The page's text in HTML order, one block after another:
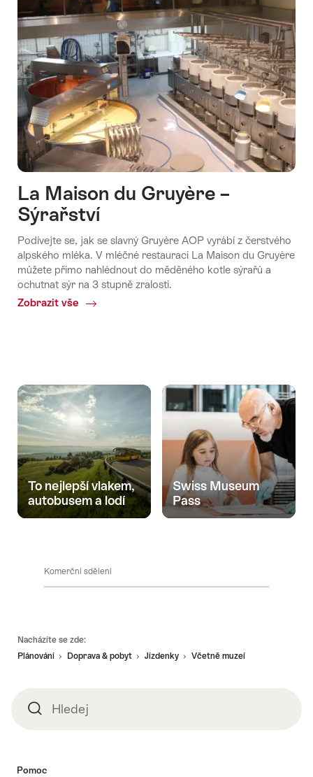
La Maison du Gruyère –
Sýrařství
Podívejte se, jak se slavný Gruyère AOP vyrábí z čerstvého
alpského mléka. V mléčné restauraci La Maison du Gruyère
můžete přímo nahlédnout do měděného kotle sýrařů a
ochutnat sýr na 3 stupně zralosti.
Zobrazit vše
Common.Of
Sýrařství
To nejlepší vlakem,
autobusem a lodí
Swiss Museum
Pass
Komerční sdělení
Nacházíte se zde:
Plánování
Doprava & pobyt Jízdenky Včetně muzeí
HledejHledej
Pomoc